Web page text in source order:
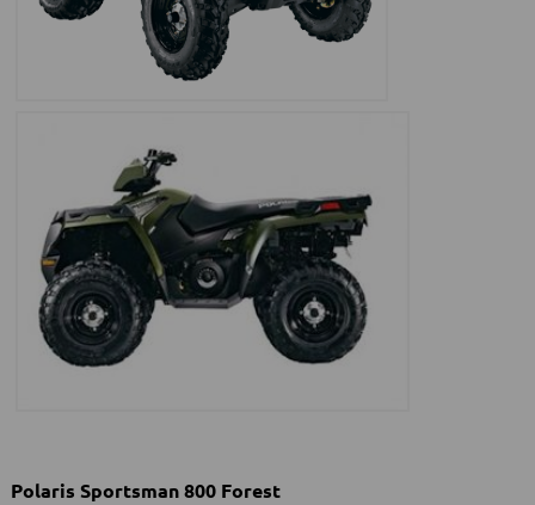
Polaris Sportsman 800 Forest